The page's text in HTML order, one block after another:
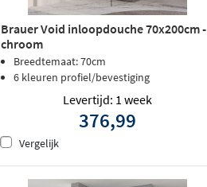
Brauer Void inloopdouche 70x200cm -
chroom
Breedtemaat: 70cm
6 kleuren profiel/bevestiging
Levertijd: 1 week
376,99
Vergelijk